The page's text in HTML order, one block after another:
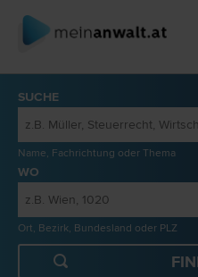
SUCHE
Name, Fachrichtung oder Thema
WO
Ort, Bezirk, Bundesland oder PLZ